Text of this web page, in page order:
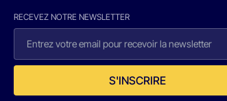
RECEVEZ NOTRE NEWSLETTER
S'INSCRIRE